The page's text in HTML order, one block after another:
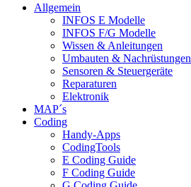
Allgemein
INFOS E Modelle
INFOS F/G Modelle
Wissen & Anleitungen
Umbauten & Nachrüstungen
Sensoren & Steuergeräte
Reparaturen
Elektronik
MAP´s
Coding
Handy-Apps
CodingTools
E Coding Guide
F Coding Guide